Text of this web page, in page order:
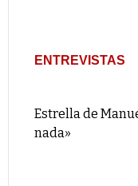
ENTREVISTAS
Estrella de
nada»